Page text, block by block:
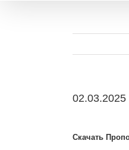
02.03.2025
Image
Скачать